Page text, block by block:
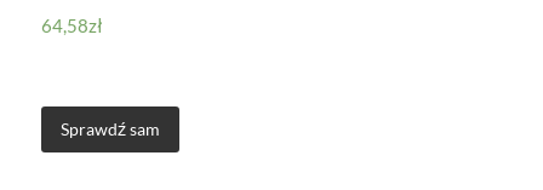
64,58zł
Sprawdź sam